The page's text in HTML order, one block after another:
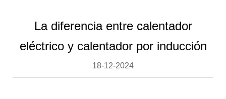
La diferencia entre calentador
eléctrico y calentador por inducción
18-12-2024